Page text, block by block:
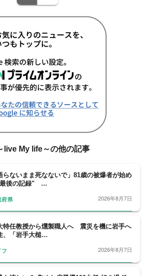
My life～の他の記事
らないまま死なないで」81歳の被爆者が始め
後の記録" …
府県 2026年8月7日
特任教授から燻製職人へ 震災を機に岩手へ
、「岩手大槌…
フ 2026年8月7日